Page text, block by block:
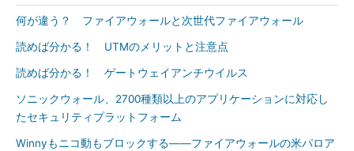
何が違う？ ファイアウォールと次世代ファイアウォール
読めば分かる！ UTMのメリットと注意点
読めば分かる！ ゲートウェイアンチウイルス
ソニックウォール、2700種類以上のアプリケーションに対応し
たセキュリティプラットフォーム
Winnyもニコ動もブロックする――ファイアウォールの米パロア